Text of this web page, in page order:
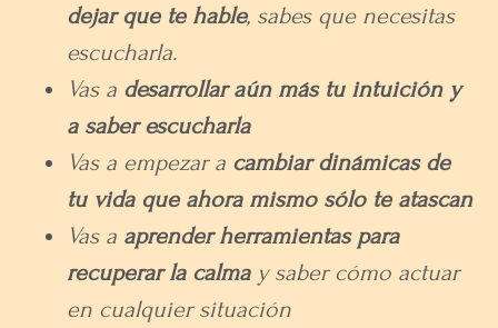
dejar que te hable, sabes que necesitas
escucharla.
Vas a desarrollar aún más tu intuición y
a saber escucharla
Vas a empezar a cambiar dinámicas de
tu vida que ahora mismo sólo te atascan
Vas a aprender herramientas para
recuperar la calmay saber cómo actuar
en cualquier situación